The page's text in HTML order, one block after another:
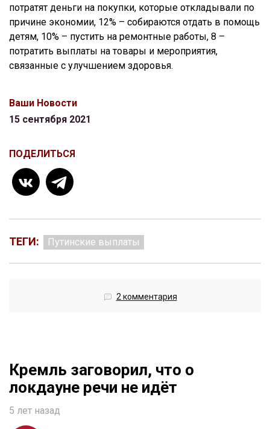
потратят деньги на покупки, которые откладывали по
причине экономии, 12% – собираются отдать в помощь
детям, 10% – пустить на ремонтные работы, 8 –
потратить выплаты на товары и мероприятия,
связанные с улучшением здоровья.
Ваши Новости
15 сентября 2021
ПОДЕЛИТЬСЯ
ТЕГИ: Путинские выплаты
2 комментария
Кремль заговорил, что о
локдауне речи не идёт
5 лет назад